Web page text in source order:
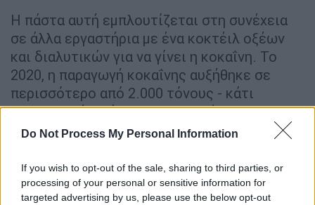
Do Not Process My Personal Information
If you wish to opt-out of the sale, sharing to third parties, or
processing of your personal or sensitive information for
targeted advertising by us, please use the below opt-out
Η πάστα αυτή εμπλουτίζεται στη συνέχεια
σε άλλα εργαστήρια με ένα κοκτέιλ οξέων
και διαλυτικών για να γίνει η κοκαΐνη. Το
2020, η παραγωγή κοκαΐνης αυξήθηκε σε
περισσότερο από 2.000 τόνους - κάτι
πρωτοφανές, σύμφωνα με την έκθεση.
Μετά τις προσωρινές αναταράξεις που
η παγκόσμια προσφορά συνεπώς «συνέχισε
τη θεαματική αύξησή της».